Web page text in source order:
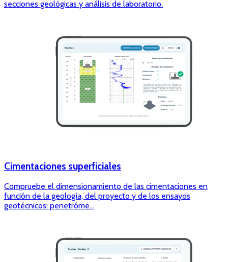
secciones geológicas y análisis de laboratorio.
Cimentaciones superficiales
Compruebe el dimensionamiento de las cimentaciones en
función de la geología, del proyecto y de los ensayos
geotécnicos: penetróme...